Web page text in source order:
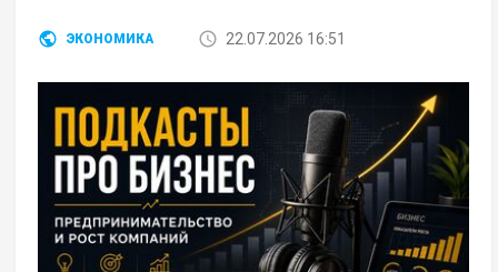
ЭКОНОМИКА 22.07.2026 16:51